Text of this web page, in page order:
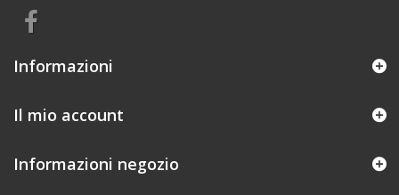
Informazioni
Il mio account
Informazioni negozio